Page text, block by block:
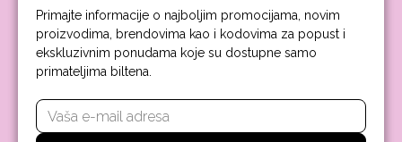
Primajte informacije o najboljim promocijama, novim
proizvodima, brendovima kao i kodovima za popust i
ekskluzivnim ponudama koje su dostupne samo
primateljima biltena.